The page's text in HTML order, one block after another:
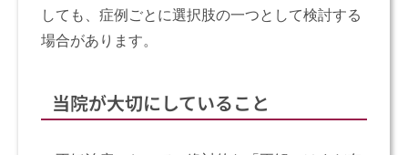
しても、症例ごとに選択肢の一つとして検討する
場合があります。
当院が大切にしていること